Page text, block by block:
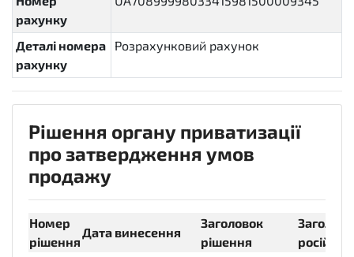
рахунку
Деталі номера
рахунку
Розрахунковий рахунок
Рішення органу приватизації
про затвердження умов
продажу
Номер
рішення
Дата винесення
Заголовок
рішення